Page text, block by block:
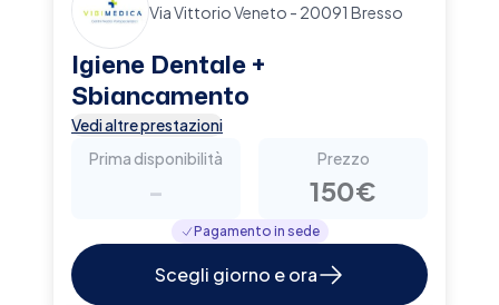
Via Vittorio Veneto - 20091 Bresso
Igiene Dentale +
Sbiancamento
Vedi altre prestazioni
Prima disponibilità
-
Prezzo
150€
Pagamento in sede
Scegli giorno e ora